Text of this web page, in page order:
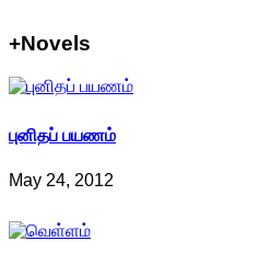
+Novels
புனிதப் பயணம்
May 24, 2012